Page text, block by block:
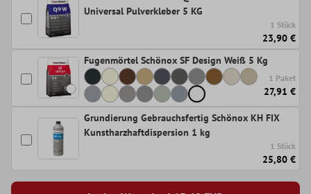
Universal Pulverkleber 5 KG
1 Stück
23,90 €
Fugenmörtel Schönox SF Design Weiß 5 Kg
1 Paket
27,91 €
Grundierung Gebrauchsfertig Schönox KH FIX
Kunstharzhaftdispersion 1 kg
1 Stück
25,80 €